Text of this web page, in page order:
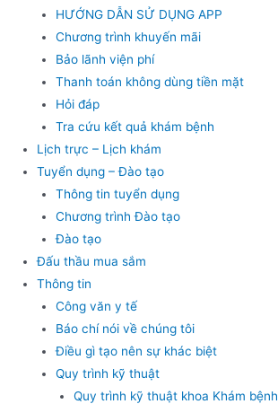
HƯỚNG DẪN SỬ DỤNG APP
Chương trình khuyến mãi
Bảo lãnh viện phí
Thanh toán không dùng tiền mặt
Hỏi đáp
Tra cứu kết quả khám bệnh
Lịch trực – Lịch khám
Tuyển dụng – Đào tạo
Thông tin tuyển dụng
Chương trình Đào tạo
Đào tạo
Đấu thầu mua sắm
Thông tin
Công văn y tế
Báo chí nói về chúng tôi
Điều gì tạo nên sự khác biệt
Quy trình kỹ thuật
Quy trình kỹ thuật khoa Khám bệnh